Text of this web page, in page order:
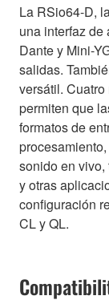
La RSio64-D,
una interfaz de
Dante y Mini-
salidas.
versátil. Cuatro
permiten que
formatos de
sonido en
y otras
configuración
CL y QL.